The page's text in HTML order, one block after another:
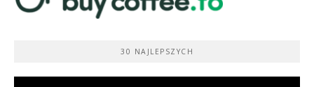
30 NAJLEPSZYCH